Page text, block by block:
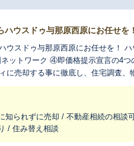
ハウスドゥ与那原西原にお任せを！
ウスドゥ与那原西原にお任せを！
ットワーク ④即価格提示宣言の4
に売却する事に徹底し、住宅調査
様は、是非ハウスドゥ与那原西原へ
知られずに売却 / 不動産相続の相
/ 住み替え相談